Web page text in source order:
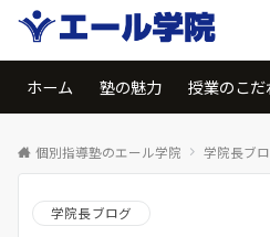
ホーム 塾の魅力 授業のこだ
個別指導塾のエール学院 学院長ブ
学院長ブログ